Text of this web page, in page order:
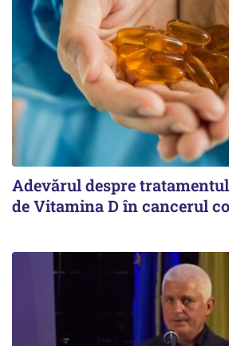
Adevărul despre
de Vitamina D în cancerul